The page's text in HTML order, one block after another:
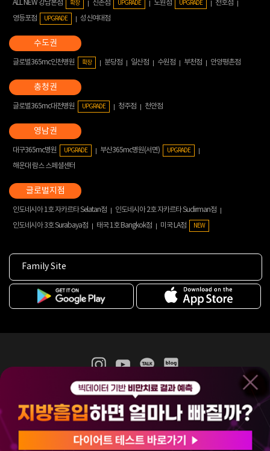
ALL NEW 강남본점 확장 신촌점 UPGRADE 노원점 UPGRADE
천호점
영등포점
UPGRADE 성신여대점
글로벌365mc인천병원 확장 분당점 일산점 수원점 부천점 안양평촌점
글로벌365mc대전병원 UPGRADE 청주점 천안점
대구365mc병원 UPGRADE 부산365mc병원(서면) UPGRADE
해운대 람스 스페셜센터
인도네시아 1호 자카르타 Selatan점
인도네시아 2호 자카르타 Sudirman점
인도네시아 3호 Surabaya점
태국 1호 Bangkok점 미국 LA점 NEW
Family Site
365mc 병·의원 이용약관
홈페이지 이용약관
비급여진료수가
(주)365mcㅣ서울특별시 서초구 서초대로52길 7, 3~4층(서초동, 제일빌딩)
120-87-04354ㅣ김남철